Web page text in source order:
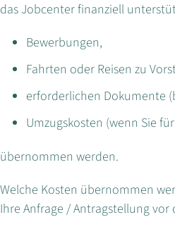
das Jobcenter finanziell
Bewerbungen,
Fahrten oder Reisen zu
erforderlichen Dokumente
Umzugskosten (wenn Sie
übernommen werden.
Welche Kosten übernommen
Ihre Anfrage / Antragstellung